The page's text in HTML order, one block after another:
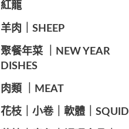
紅龍
羊肉｜SHEEP
️聚餐年菜 ｜NEW YEAR
DISHES
肉類 ｜MEAT
️花枝｜小卷｜軟體｜SQUID